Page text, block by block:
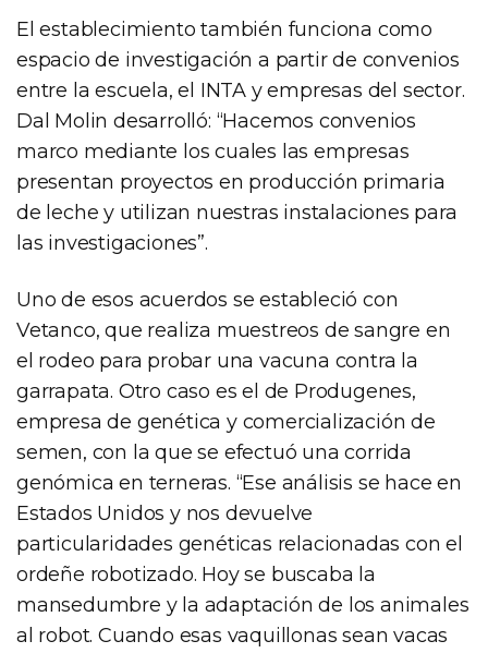
El establecimiento también funciona como
espacio de investigación a partir de convenios
entre la escuela, el INTA y empresas del sector.
Dal Molin desarrolló: “Hacemos convenios
marco mediante los cuales las empresas
presentan proyectos en producción primaria
de leche y utilizan nuestras instalaciones para
las investigaciones”.
Uno de esos acuerdos se estableció con
Vetanco, que realiza muestreos de sangre en
el rodeo para probar una vacuna contra la
garrapata. Otro caso es el de Produgenes,
empresa de genética y comercialización de
semen, con la que se efectuó una corrida
genómica en terneras. “Ese análisis se hace en
Estados Unidos y nos devuelve
particularidades genéticas relacionadas con el
ordeñe robotizado. Hoy se buscaba la
mansedumbre y la adaptación de los animales
al robot. Cuando esas vaquillonas sean vacas